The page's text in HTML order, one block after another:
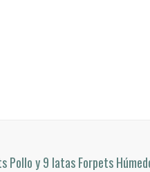
Pollo y 9 latas Forpets